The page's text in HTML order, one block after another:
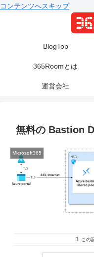
コンテンツへスキップ
BlogTop
365Roomとは
運営会社
無料の Bastion
Microsoft365
この